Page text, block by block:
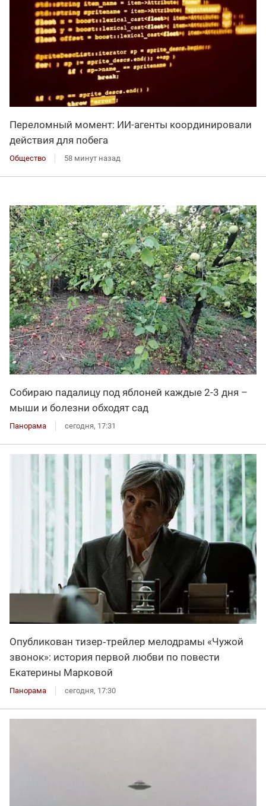
Переломный момент: ИИ-агенты координировали
действия для побега
Общество 58 минут назад
Собираю падалицу под яблоней каждые 2-3 дня –
мыши и болезни обходят сад
Панорама сегодня, 17:31
Опубликован тизер‑трейлер мелодрамы «Чужой
звонок»: история первой любви по повести
Екатерины Марковой
Панорама сегодня, 17:30